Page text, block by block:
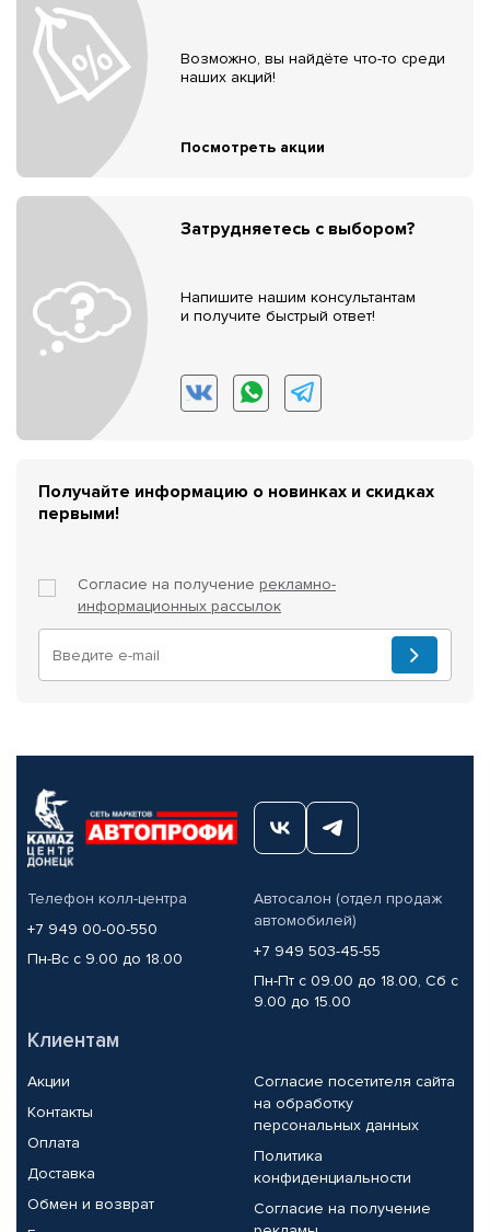
Возможно, вы найдёте что-то среди
наших акций!
Посмотреть акции
Затрудняетесь с выбором?
Напишите нашим консультантам
и получите быстрый ответ!
Получайте информацию о новинках и скидках
первыми!
Согласие на получение рекламно-
информационных рассылок
Телефон колл-центра
+7 949 00-00-550
Пн-Вс с 9.00 до 18.00
Автосалон (отдел продаж
автомобилей)
+7 949 503-45-55
Пн-Пт с 09.00 до 18.00, Сб с
9.00 до 15.00
Клиентам
Акции
Контакты
Оплата
Доставка
Обмен и возврат
Согласие посетителя сайта
на обработку
персональных данных
Политика
конфиденциальности
Согласие на получение